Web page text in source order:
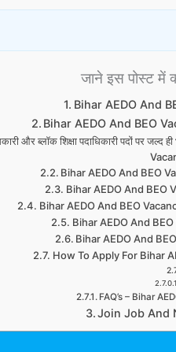
जाने इस पोस्ट में
Bihar AEDO And
Bihar AEDO And BEO
और ब्लॉक शिक्षा पदाधिकारी पदों पर
Bihar AEDO And BEO
Bihar AEDO And BEO
Bihar AEDO And BEO
Bihar AEDO And
Bihar AEDO And
How To Apply For Bihar
FAQ’s – Bihar
Join Job And